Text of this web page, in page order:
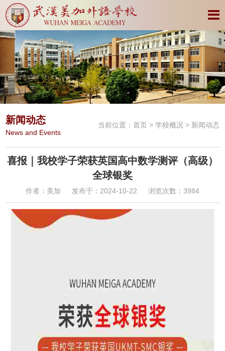
新闻动态
News and Events
当前位置： 首页> 学校概况> 新闻动态
喜报｜我校学子荣获英国高中数学测评（高级）
全球银奖
作者：美加 发布于：2024-10-22 浏览次数：3984